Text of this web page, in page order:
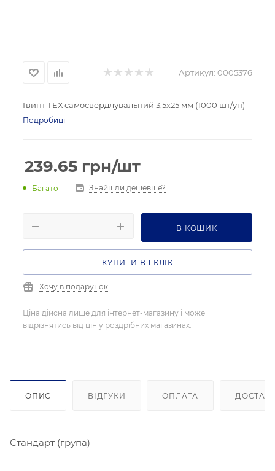
Артикул: 0005376
Гвинт ТЕХ самосвердлувальний 3,5х25 мм (1000 шт/уп)
Подробиці
239.65 грн/шт
Багато Знайшли дешевше?
В КОШИК
КУПИТИ В 1 КЛІК
Хочу в подарунок
Ціна дійсна лише для інтернет-магазину і може
відрізнятись від цін у роздрібних магазинах.
ОПИС ВІДГУКИ ОПЛАТА
Стандарт (група)